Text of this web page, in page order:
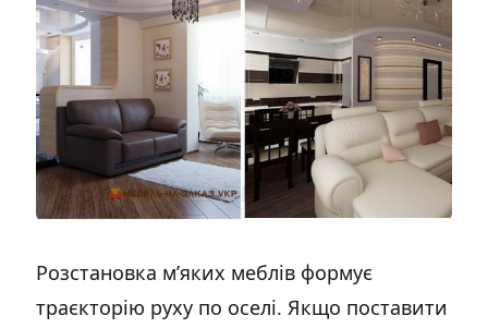
Розстановка м’яких меблів формує
траєкторію руху по оселі. Якщо поставити